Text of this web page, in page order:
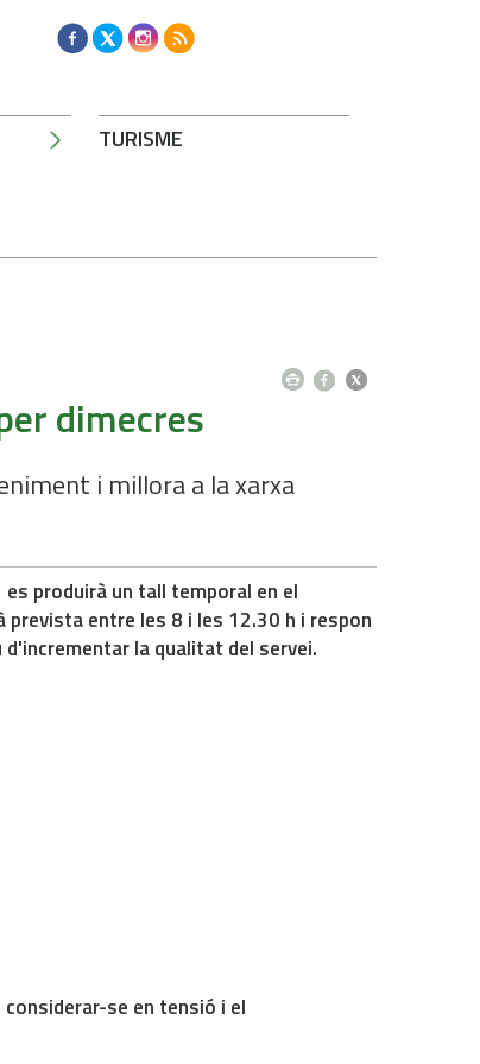
TURISME
dimecres
i millora a la xarxa
produirà un tall temporal en el
previstaentre les 8 i les 12.30 h i respon
la qualitat del servei.
se en tensió i el